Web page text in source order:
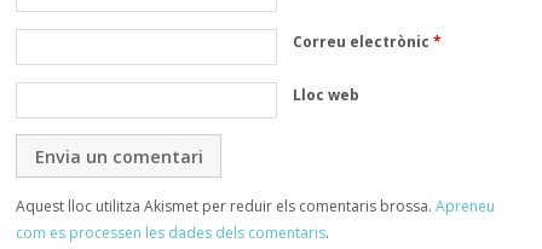
Correu electrònic*
Lloc web
Aquest lloc utilitza Akismet per reduir els comentaris brossa.Apreneu
com es processen les dades dels comentaris.